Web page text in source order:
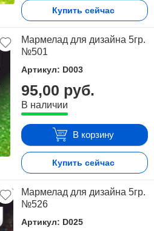
Купить сейчас
Мармелад для дизайна 5гр.
№501
Артикул: D003
95,00 руб.
В наличии
В корзину
Купить сейчас
Мармелад для дизайна 5гр.
№526
Артикул: D025